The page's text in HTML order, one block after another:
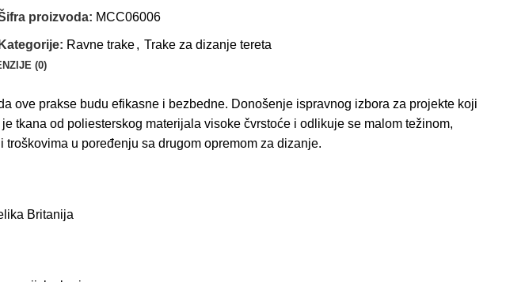
proizvoda: MCC06006
Kategorije: Ravne trake, Trake za dizanje tereta
(0)
ove prakse budu efikasne i bezbedne. Donošenje ispravnog izbora za projekte koji
tkana od poliesterskog materijala visoke čvrstoće i odlikuje se malom težinom,
u poređenju sa drugom opremom za dizanje.
Britanija